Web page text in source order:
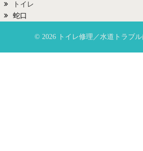
トイレ
蛇口
© 2026 トイレ修理／水道トラブル